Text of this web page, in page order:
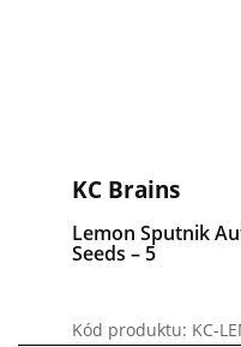
KC Brains
Lemon Sputnik
Seeds – 5
Kód produktu: KC-